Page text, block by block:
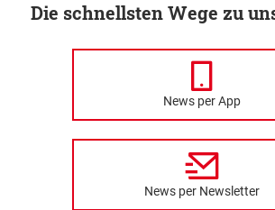
Die schnellsten Wege zu
News per App
News per Newsletter